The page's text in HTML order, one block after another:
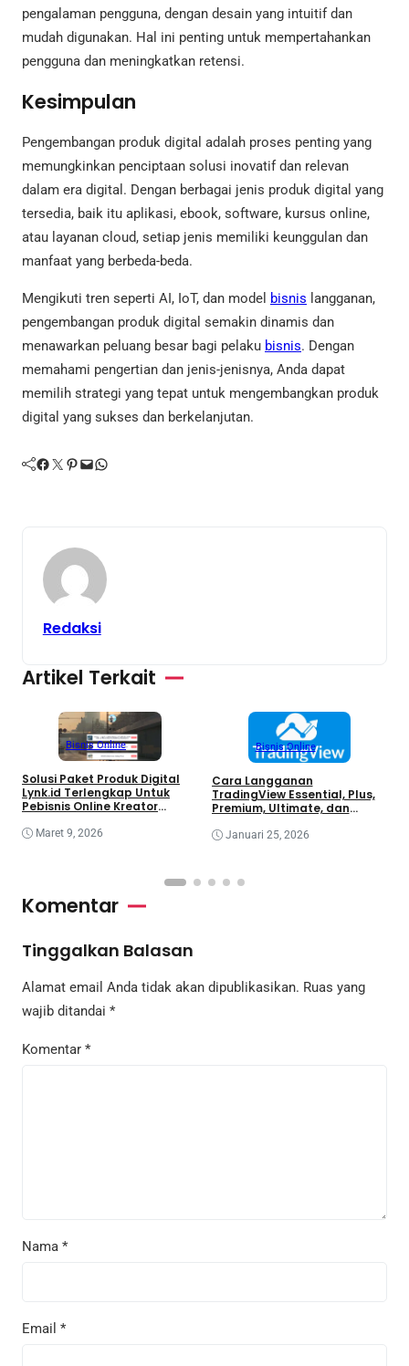
pengalaman pengguna, dengan desain yang intuitif dan
mudah digunakan. Hal ini penting untuk mempertahankan
pengguna dan meningkatkan retensi.
Kesimpulan
Pengembangan produk digital adalah proses penting yang
memungkinkan penciptaan solusi inovatif dan relevan
dalam era digital. Dengan berbagai jenis produk digital yang
tersedia, baik itu aplikasi, ebook, software, kursus online,
atau layanan cloud, setiap jenis memiliki keunggulan dan
manfaat yang berbeda-beda.
Mengikuti tren seperti AI, IoT, dan model bisnis langganan,
pengembangan produk digital semakin dinamis dan
menawarkan peluang besar bagi pelaku bisnis. Dengan
memahami pengertian dan jenis-jenisnya, Anda dapat
memilih strategi yang tepat untuk mengembangkan produk
digital yang sukses dan berkelanjutan.
Facebook Twitter Pinterest Mail WhatsApp
Redaksi
Artikel Terkait
Bisnis Online
Solusi Paket Produk Digital
Lynk.id Terlengkap Untuk
Pebisnis Online Kreator
Maret 9, 2026
Bisnis Online
Cara Langganan
TradingView Essential, Plus,
Premium, Ultimate, dan
Januari 25, 2026
Komentar
Tinggalkan Balasan
Alamat email Anda tidak akan dipublikasikan. Ruas yang
wajib ditandai *
Komentar *
Nama *
Email *